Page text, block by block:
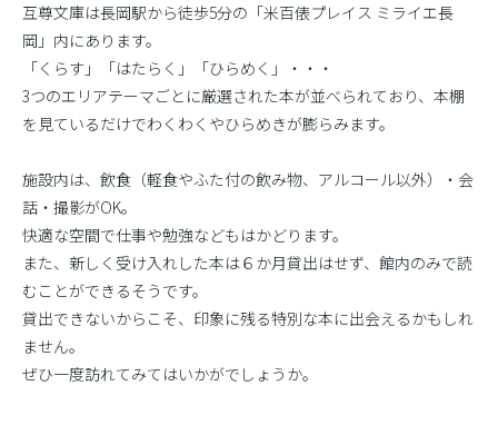
互尊文庫は長岡駅から徒歩5分の「米百俵プレイス ミライエ長
岡」内にあります。
「くらす」「はたらく」「ひらめく」・・・
3つのエリアテーマごとに厳選された本が並べられており、本棚
を見ているだけでわくわくやひらめきが膨らみます。
施設内は、飲食（軽食やふた付の飲み物、アルコール以外）・会
話・撮影がOK。
快適な空間で仕事や勉強などもはかどります。
また、新しく受け入れした本は６か月貸出はせず、館内のみで読
むことができるそうです。
貸出できないからこそ、印象に残る特別な本に出会えるかもしれ
ません。
ぜひ一度訪れてみてはいかがでしょうか。